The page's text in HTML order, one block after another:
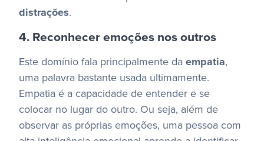
distrações.
4. Reconhecer emoções nos outros
Este domínio fala principalmente da empatia,
uma palavra bastante usada ultimamente.
Empatia é a capacidade de entender e se
colocar no lugar do outro. Ou seja, além de
observar as próprias emoções, uma pessoa com